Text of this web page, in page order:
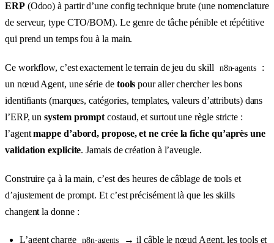
ERP(Odoo) à partir d’une config technique brute (une nomenclature
de serveur, type CTO/BOM). Le genre de tâche pénible et répétitive
qui prend un temps fou à la main.
Ce workflow, c’est exactement le terrain de jeu du skill n8n-agents
:
un nœud Agent, une série de tools pour aller chercher les bons
identifiants (marques, catégories, templates, valeurs d’attributs) dans
l’ERP, unsystem prompt costaud, et surtout une règle stricte :
l’agentmappe d’abord, propose, et ne crée la fiche qu’après une
validation explicite. Jamais de création à l’aveugle.
Construire ça à la main, c’est des heures de câblage de tools et
d’ajustement de prompt. Et c’est précisément là que les skills
changent la donne :
L’agent charge n8n-agents
→ il câble le nœud Agent, les tools et